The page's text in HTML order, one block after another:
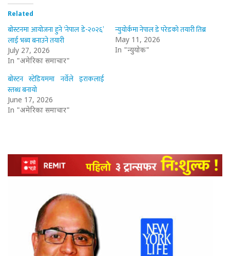
Related
बोस्टनमा आयोजना हुने ‘नेपाल डे-२०२६’
लाई भब्य बनाउने तयारी
July 27, 2026
In "अमेरिका समाचार"
न्युयोर्कमा नेपाल डे परेडको तयारी तिब्र
May 11, 2026
In "न्युयोर्क"
बोस्टन स्टेडियममा नर्वेले इराकलाई
स्तब्ध बनायो
June 17, 2026
In "अमेरिका समाचार"